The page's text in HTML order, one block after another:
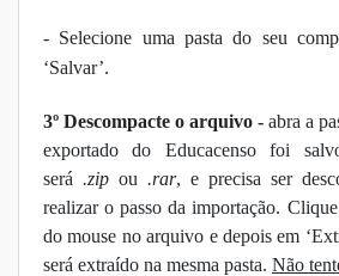
- Selecione uma pasta do seu
‘Salvar’.
3º Descompacte o arquivo - abra a
exportado do Educacenso foi
será .zip ou .rar, e precisa ser
realizar o passo da importação.
do mouse no arquivo e depois em
será extraído na mesma pasta. Não